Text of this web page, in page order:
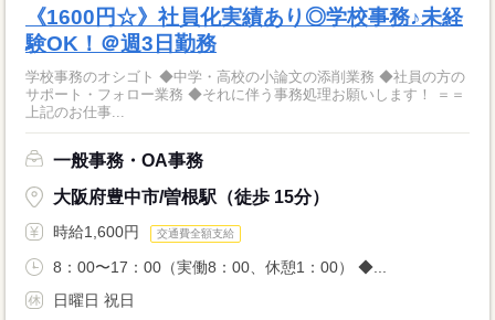
《1600円☆》社員化実績あり◎学校事務♪未経
験OK！＠週3日勤務
学校事務のオシゴト ◆中学・高校の小論文の添削業務 ◆社員の方の
サポート・フォロー業務 ◆それに伴う事務処理お願いします！ ＝＝
上記のお仕事...
一般事務・OA事務
大阪府豊中市/曽根駅（徒歩 15分）
時給1,600円 交通費全額支給
8：00〜17：00（実働8：00、休憩1：00） ◆...
日曜日 祝日